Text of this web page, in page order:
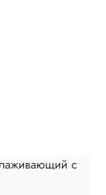
с